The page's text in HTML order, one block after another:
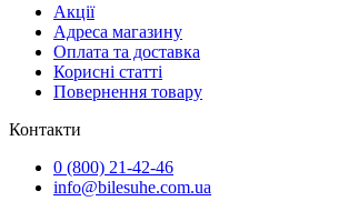
Акції
Адреса магазину
Оплата та доставка
Корисні статті
Повернення товару
Контакти
0 (800) 21-42-46
info@bilesuhe.com.ua